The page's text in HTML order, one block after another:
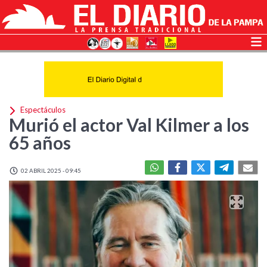
Espectáculos
Murió el actor Val Kilmer a los
65 años
02 ABRIL 2025 - 09:45